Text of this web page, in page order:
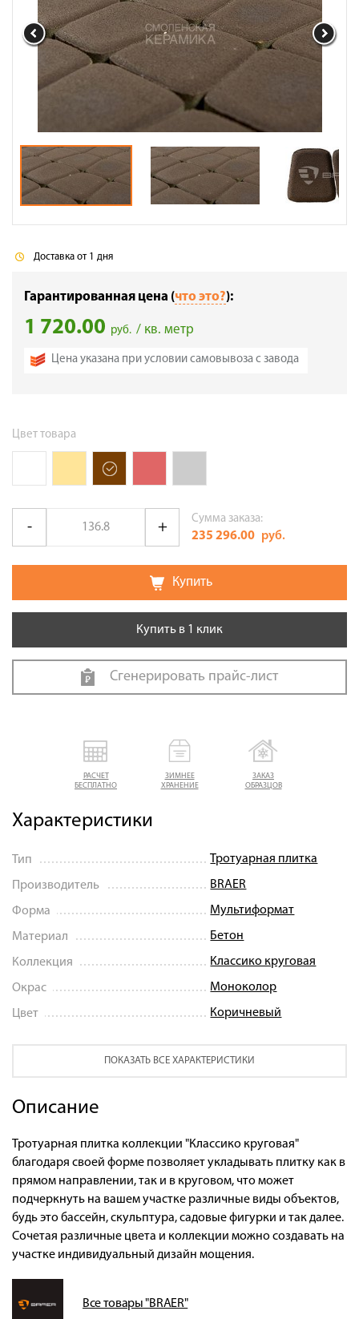
Галерея объектов
РАСЧЕТ
БЕСПЛАТНО
ЗИМНЕЕ
ХРАНЕНИЕ
ЗАКАЗ
ОБРАЗЦОВ
Характеристики
Тип Тротуарная плитка
Производитель BRAER
Форма Мультиформат
Материал Бетон
Коллекция Классико круговая
Окрас Моноколор
Цвет Коричневый
ПОКАЗАТЬ ВСЕ ХАРАКТЕРИСТИКИ
Описание
Тротуарная плитка коллекции "Классико круговая"
благодаря своей форме позволяет укладывать плитку как в
прямом направлении, так и в круговом, что может
подчеркнуть на вашем участке различные виды объектов,
будь это бассейн, скульптура, садовые фигурки и так далее.
Сочетая различные цвета и коллекции можно создавать на
участке индивидуальный дизайн мощения.
Все товары "BRAER"
Доставка от 1 дня
Гарантированная цена (что это?):
1 720.00 руб. / кв. метр
Цена указана при условии самовывоза с завода
Цвет товара
Сумма заказа:
235 296.00 руб.
Купить
Купить в 1 клик
Сгенерировать прайс-лист